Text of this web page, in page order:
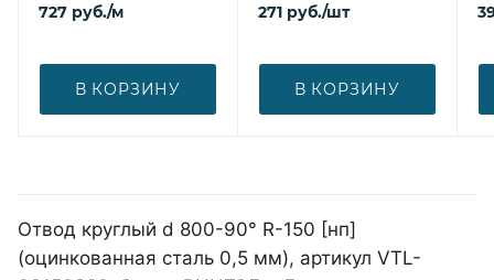
727 руб./м
В КОРЗИНУ
271 руб./шт
В КОРЗИНУ
Отвод круглый d 800-90° R-150 [нп]
(оцинкованная сталь 0,5 мм), артикул VTL-